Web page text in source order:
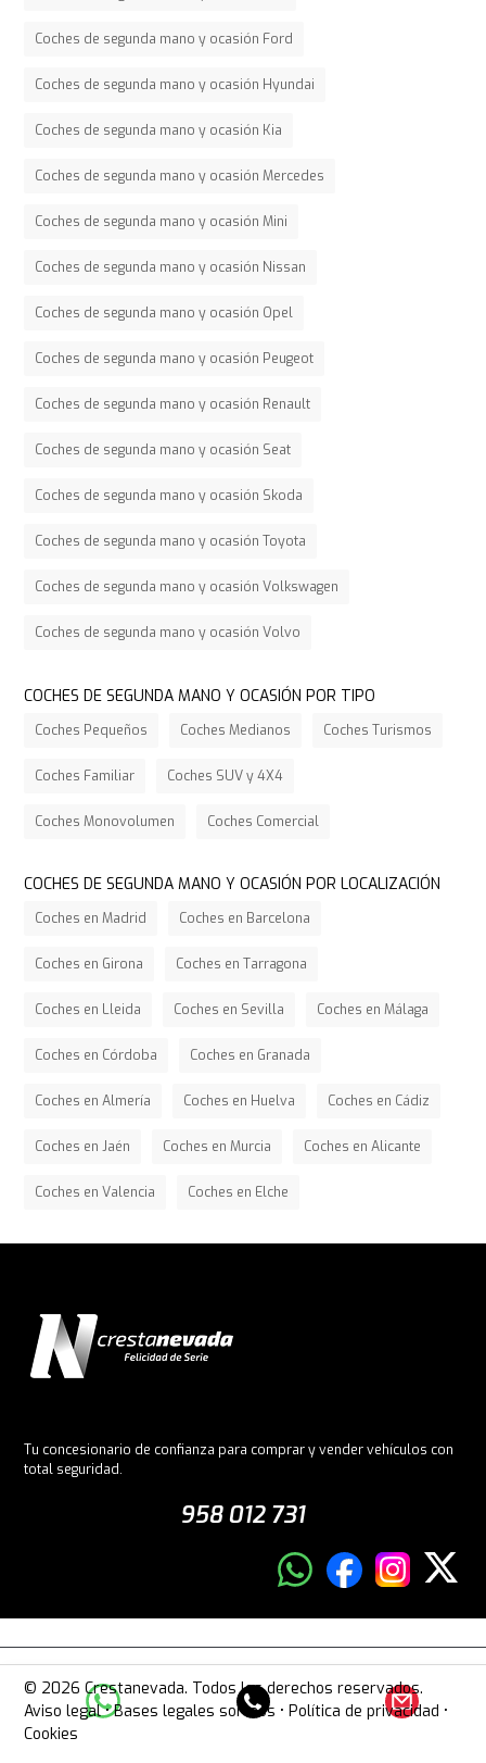
Coches de segunda mano y ocasión Ford
Coches de segunda mano y ocasión Hyundai
Coches de segunda mano y ocasión Kia
Coches de segunda mano y ocasión Mercedes
Coches de segunda mano y ocasión Mini
Coches de segunda mano y ocasión Nissan
Coches de segunda mano y ocasión Opel
Coches de segunda mano y ocasión Peugeot
Coches de segunda mano y ocasión Renault
Coches de segunda mano y ocasión Seat
Coches de segunda mano y ocasión Skoda
Coches de segunda mano y ocasión Toyota
Coches de segunda mano y ocasión Volkswagen
Coches de segunda mano y ocasión Volvo
COCHES DE SEGUNDA MANO Y OCASIÓN POR TIPO
Coches Pequeños Coches Medianos Coches Turismos
Coches Familiar Coches SUV y 4X4
Coches Monovolumen Coches Comercial
COCHES DE SEGUNDA MANO Y OCASIÓN POR LOCALIZACIÓN
Coches en Madrid Coches en Barcelona
Coches en Girona Coches en Tarragona
Coches en Lleida Coches en Sevilla Coches en Málaga
Coches en Córdoba Coches en Granada
Coches en Almería Coches en Huelva Coches en Cádiz
Coches en Jaén Coches en Murcia Coches en Alicante
Coches en Valencia Coches en Elche
Tu concesionario de confianza para comprar y vender vehículos con
total seguridad.
958 012 731
© 2026 Crestanevada. Todos los derechos reservados.
Aviso legal•Bases legales sorteos •Política de privacidad •
Cookies